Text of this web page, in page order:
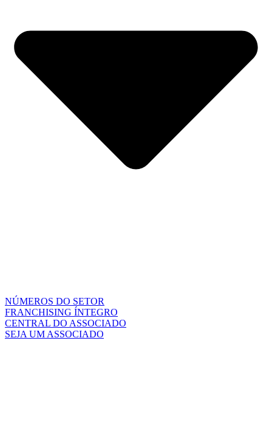
NÚMEROS DO SETOR
FRANCHISING ÍNTEGRO
CENTRAL DO ASSOCIADO
SEJA UM ASSOCIADO